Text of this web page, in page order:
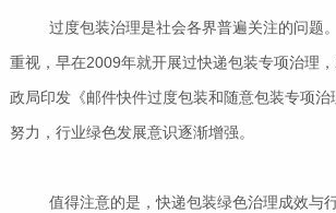
过度包装治理是社会各界普遍关注的问题
重视，早在2009年就开展过快递包装专项治理
政局印发《邮件快件过度包装和随意包装专项
努力，行业绿色发展意识逐渐增强。
值得注意的是，快递包装绿色治理成效与